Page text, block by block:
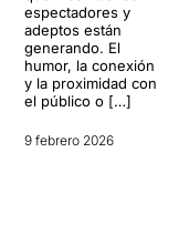
espectadores y
adeptos están
generando. El
humor, la conexión
y la proximidad con
el público o […]
9 febrero 2026